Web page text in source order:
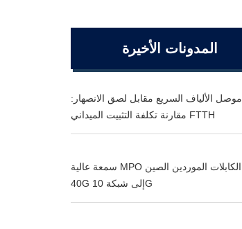
المدونات الأخيرة
موصل الألياف السريع مقابل لصق الانصهار:
مقارنة تكلفة التثبيت الميداني FTTH
سمعة عالية MPO اندلاع الكابلات الموردين الصين
40G إلى شبكة 10G